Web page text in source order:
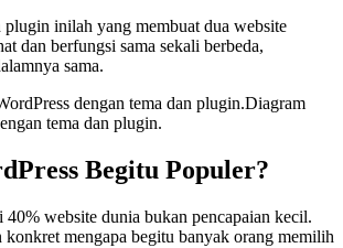
inilah yang membuat dua website
dan berfungsi sama sekali berbeda,
sama.
Diagram
tema dan plugin.
Begitu Populer?
40% website dunia bukan pencapaian kecil.
konkret mengapa begitu banyak orang memilih